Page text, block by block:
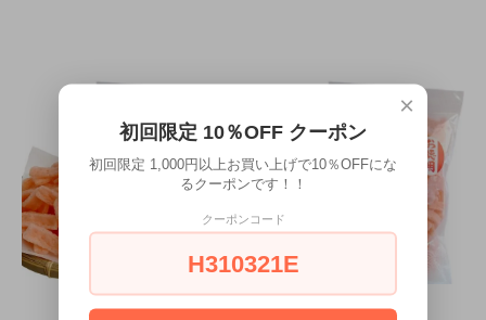
×
初回限定 10％OFF クーポン
初回限定 1,000円以上お買い上げで10％OFFにな
るクーポンです！！
クーポンコード
H310321E